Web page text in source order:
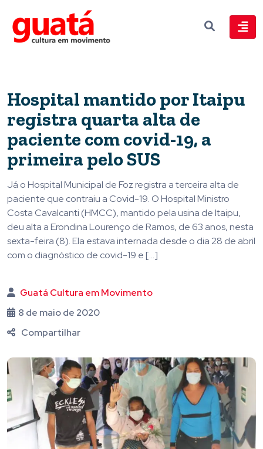
Hospital mantido por Itaipu
registra quarta alta de
paciente com covid-19, a
primeira pelo SUS
Já o Hospital Municipal de Foz registra a terceira alta de
paciente que contraiu a Covid-19. O Hospital Ministro
Costa Cavalcanti (HMCC), mantido pela usina de Itaipu,
deu alta a Erondina Lourenço de Ramos, de 63 anos, nesta
sexta-feira (8). Ela estava internada desde o dia 28 de abril
com o diagnóstico de covid-19 e […]
Guatá Cultura em Movimento
8 de maio de 2020
Compartilhar